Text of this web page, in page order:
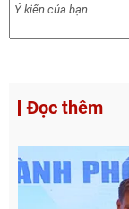
Đọc thêm